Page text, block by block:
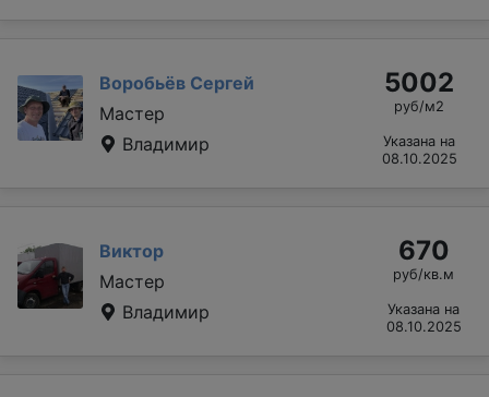
Воробьёв Сергей
Мастер
Владимир
5002
руб/м2
Указана на
08.10.2025
Виктор
Мастер
Владимир
670
руб/кв.м
Указана на
08.10.2025